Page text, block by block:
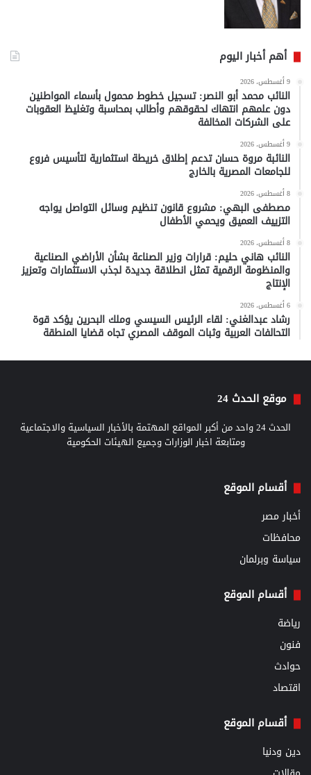
أهم أخبار اليوم
9 أغسطس، 2026
النائب محمد أبو النصر: تسجيل خطوط محمول بأسماء المواطنين
دون علمهم انتهاك لحقوقهم وأطالب بمحاسبة وتغليظ العقوبات
على الشركات المخالفة
9 أغسطس، 2026
النائبة مروة حسان تدعم إطلاق خريطة استثمارية لتأسيس فروع
للجامعات المصرية بالخارج
8 أغسطس، 2026
مصطفى البهي: مشروع قانون تنظيم وسائل التواصل يواجه
التزييف العميق ويحمي الأطفال
8 أغسطس، 2026
النائب هاني حليم: قرارات وزير الصناعة بشأن الأراضي الصناعية
والمنظومة الرقمية تمثل انطلاقة جديدة لجذب الاستثمارات وتعزيز
الإنتاج
6 أغسطس، 2026
رشاد عبدالغني: لقاء الرئيس السيسي وملك البحرين يؤكد قوة
التحالفات العربية وثبات الموقف المصري تجاه قضايا المنطقة
موقع الحدث 24
الحدث 24 واحد من أكبر المواقع المهتمة بالأخبار السياسية والاجتماعية
ومتابعة اخبار الوزارات وجميع الهيئات الحكومية
أقسام الموقع
أخبار مصر
محافظات
سياسة وبرلمان
أقسام الموقع
رياضة
فنون
حوادث
اقتصاد
أقسام الموقع
دين ودنيا